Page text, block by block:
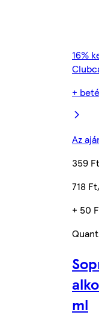
16%
+
Az
359 Ft
718
+ 50
ml